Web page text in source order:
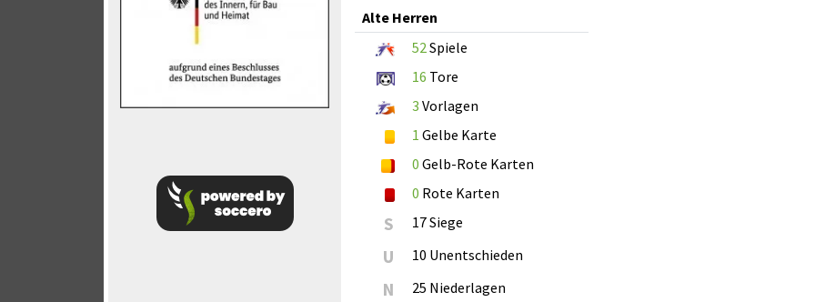
Alte Herren
52 Spiele
16 Tore
3 Vorlagen
1 Gelbe Karte
0 Gelb-Rote Karten
0 Rote Karten
S 17 Siege
U 10 Unentschieden
N 25 Niederlagen